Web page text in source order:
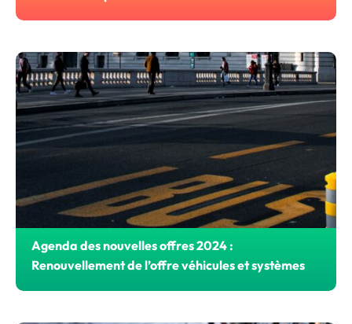
IDFM vient de confirmer à la CATP la poursuite de son
3 500 bus et cars propres pour des livraisons s’étalant
jusqu’en 2028.
Agenda des nouvelles offres 2024 :
Renouvellement de l’offre véhicules et systèmes
Au premier semestre 2024, la CATP renouvelle la quasi-